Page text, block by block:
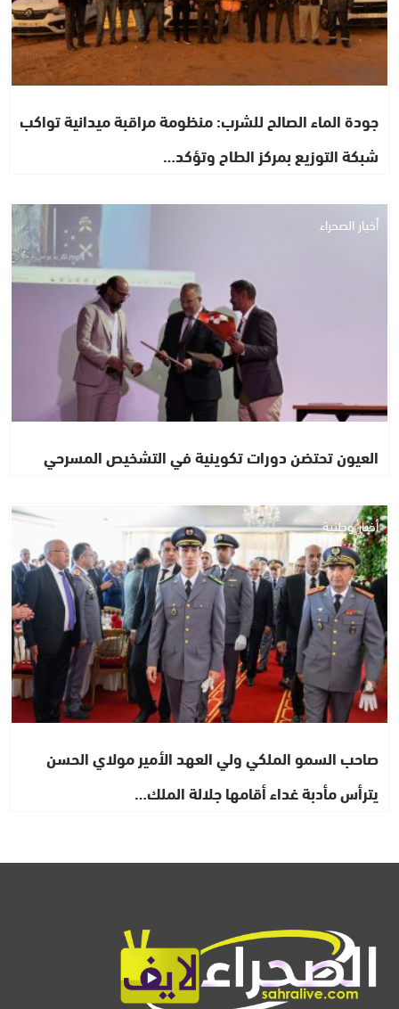
جودة الماء الصالح للشرب: منظومة مراقبة ميدانية تواكب
شبكة التوزيع بمركز الطاح وتؤكد…
أخبار الصحراء
العيون تحتضن دورات تكوينية في التشخيص المسرحي
أخبار وطنية
صاحب السمو الملكي ولي العهد الأمير مولاي الحسن
يترأس مأدبة غداء أقامها جلالة الملك…